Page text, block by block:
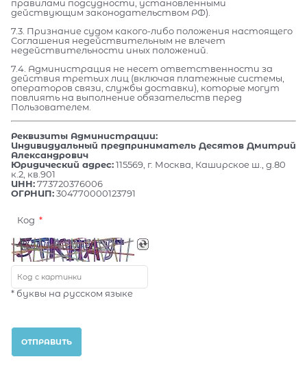
правилами подсудности, установленными
действующим законодательством РФ).
7.3. Признание судом какого-либо положения настоящего
Соглашения недействительным не влечет
недействительности иных положений.
7.4. Администрация не несет ответственности за
действия третьих лиц (включая платежные системы,
операторов связи, службы доставки), которые могут
повлиять на выполнение обязательств перед
Пользователем.
Реквизиты Администрации:
Индивидуальный предприниматель Десятов Дмитрий
Александрович
Юридический адрес:115569, г. Москва, Каширское ш., д.80
к.2, кв.901
ИНН:773720376006
ОГРНИП:304770000123791
Код
* буквы на русском языке